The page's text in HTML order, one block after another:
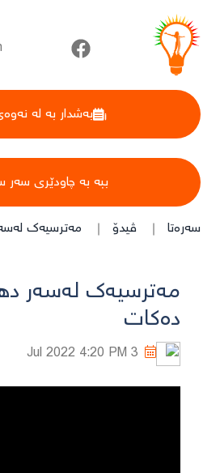
بەشدار بە لە
ببە بە چاودێری سەر
سەرەتا ڤیدۆ مەترسیەک
مەترسیەک لەسەر
دەکات
3 Jul 2022
4:20 PM